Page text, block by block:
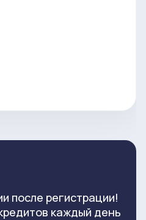
после регистрации!
каждый день